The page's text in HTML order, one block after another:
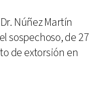
Núñez Martín
sospechoso, de 27
de extorsión en